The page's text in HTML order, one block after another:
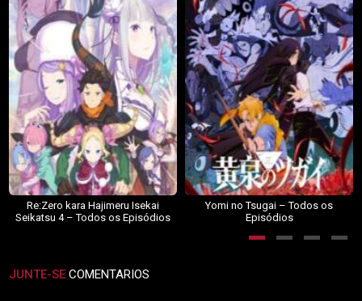
Re:Zero kara Hajimeru Isekai
Seikatsu 4 – Todos os Episódios
Yomi no Tsugai – Todos os
Episódios
JUNTE-SE COMENTARIOS